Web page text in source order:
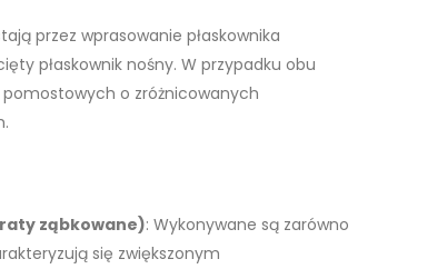
przez wprasowanie płaskownika
płaskownik nośny. W przypadku obu
o zróżnicowanych
ząbkowane): Wykonywane są zarówno
się zwiększonym